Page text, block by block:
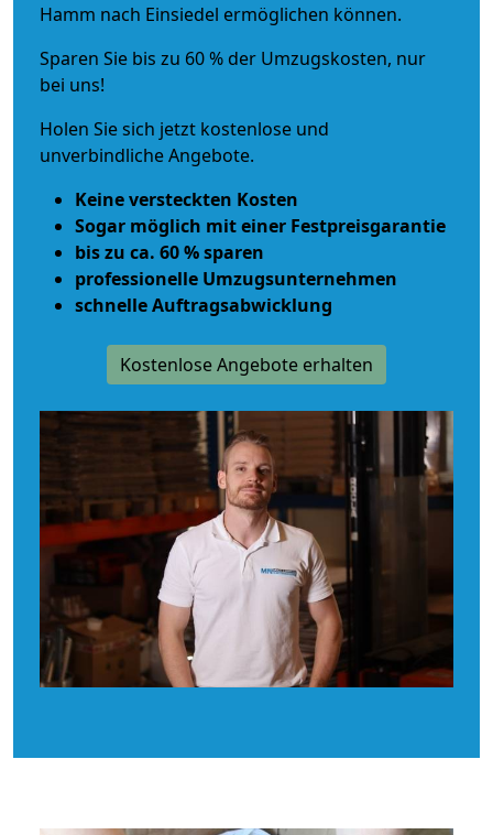
Hamm nach Einsiedel ermöglichen können.
Sparen Sie bis zu 60 % der Umzugskosten, nur
bei uns!
Holen Sie sich jetzt kostenlose und
unverbindliche Angebote.
Keine versteckten Kosten
Sogar möglich mit einer Festpreisgarantie
bis zu ca. 60 % sparen
professionelle Umzugsunternehmen
schnelle Auftragsabwicklung
Kostenlose Angebote erhalten